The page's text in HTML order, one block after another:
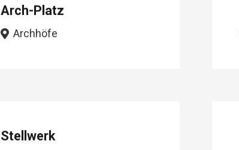
Arch-Platz
Archhöfe
Stellwerk